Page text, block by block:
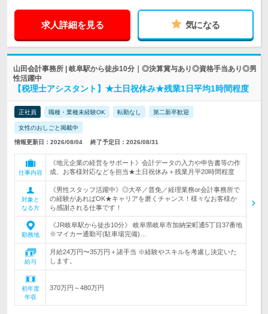
求人詳細を見る 気になる
山田会計事務所 | 岐阜駅から徒歩10分｜◎決算賞与あり◎資格手当あり◎男
性活躍中
【税理士アシスタント】★土日祝休み★残業1日平均1時間程度
正社員 職種・業種未経験OK 転勤なし 第二新卒歓迎
女性のおしごと掲載中
情報更新日：2026/08/04 終了予定日：2026/08/31
仕事内容
《地元企業の経営をサポート》会計データの入力や申告書等の作
成、お客様対応などを担当★土日祝休み＋残業月平20時間程度
対象と
なる方
《男性スタッフ活躍中》◎大卒／普免／経理業務or会計事務所で
の経験があればOK★キャリアを磨くチャンス！様々なお客様か
ら感謝される仕事です！
勤務地
《JR岐阜駅から徒歩10分》 岐阜県岐阜市加納栄町通5丁目37番地
※マイカー通勤可(駐車場完備)…
給与
月給24万円〜35万円＋諸手当 ※経験やスキルを考慮し決定いた
します。
初年度
年収
370万円～480万円